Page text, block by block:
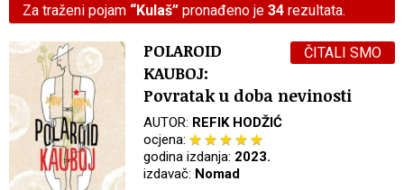
Za traženi pojam “Kulaš” pronađeno je 34 rezultata.
ČITALI SMO
POLAROID
KAUBOJ:
Povratak u doba nevinosti
AUTOR: REFIK HODŽIĆ
ocjena:
godina izdanja: 2023.
izdavač: Nomad